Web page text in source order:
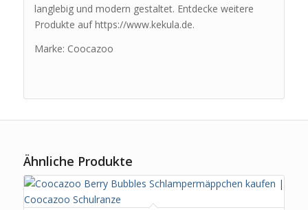
langlebig und modern gestaltet. Entdecke weitere
Produkte auf https://www.kekula.de.
Marke: Coocazoo
Ähnliche Produkte